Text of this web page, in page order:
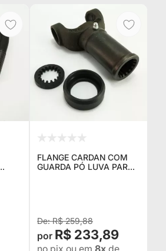
FLANGE CARDAN COM
GUARDA PÓ LUVA PARA
R$ 259,88
R$ 233,89